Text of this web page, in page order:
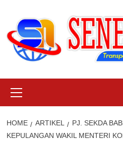
content
Menu
HOME ARTIKEL
PJ. SEKDA
KEPULANGAN WAKIL MENTERI